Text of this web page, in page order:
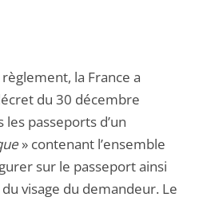
la France a
du 30 décembre
les passeports d’un
» contenant l’ensemble
sur le passeport ainsi
visage du demandeur. Le